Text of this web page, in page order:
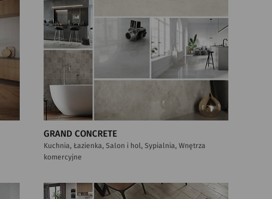
GRAND CONCRETE
Kuchnia, Łazienka, Salon i hol, Sypialnia, Wnętrza
komercyjne